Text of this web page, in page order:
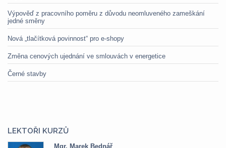
Výpověď z pracovního poměru z důvodu neomluveného zameškání
jedné směny
Nová „tlačítková povinnost“ pro e-shopy
Změna cenových ujednání ve smlouvách v energetice
Černé stavby
LEKTOŘI KURZŮ
Mgr. Marek Bednář